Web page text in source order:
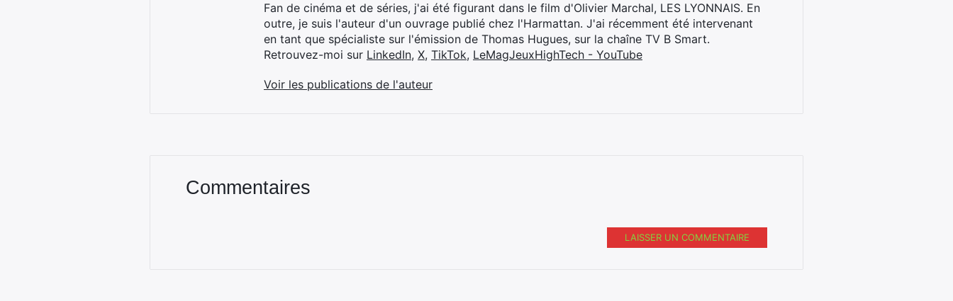
Fan de cinéma et de séries, j'ai été figurant dans le film d'Olivier Marchal, LES LYONNAIS. En
outre, je suis l'auteur d'un ouvrage publié chez l'Harmattan. J'ai récemment été intervenant
en tant que spécialiste sur l'émission de Thomas Hugues, sur la chaîne TV B Smart.
Retrouvez-moi sur LinkedIn, X, TikTok, LeMagJeuxHighTech - YouTube
Voir les publications de l'auteur
Commentaires
LAISSER UN COMMENTAIRE